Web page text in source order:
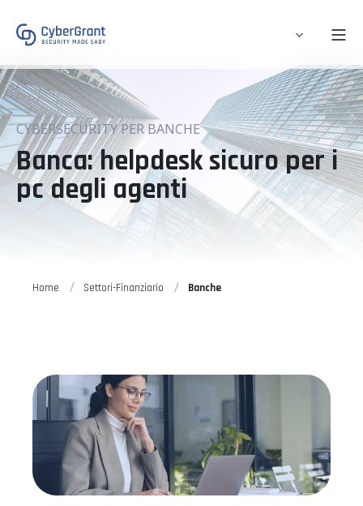
CYBERSECURITY PER BANCHE
Banca: helpdesk sicuro per i
pc degli agenti
Home Settori-Finanziario Banche